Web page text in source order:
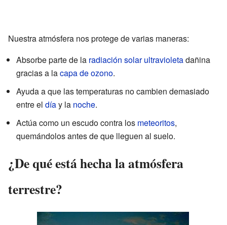
Nuestra atmósfera nos protege de varias maneras:
Absorbe parte de la radiación solar ultravioletadañina
gracias a lacapa de ozono.
Ayuda a que las temperaturas no cambien demasiado
entre el díay la noche.
Actúa como un escudo contra los meteoritos,
quemándolos antes de que lleguen al suelo.
¿De qué está hecha la atmósfera
terrestre?